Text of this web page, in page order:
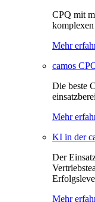
CPQ mit
Mehr
camos
Die beste
Mehr
KI in der
Der
Mehr